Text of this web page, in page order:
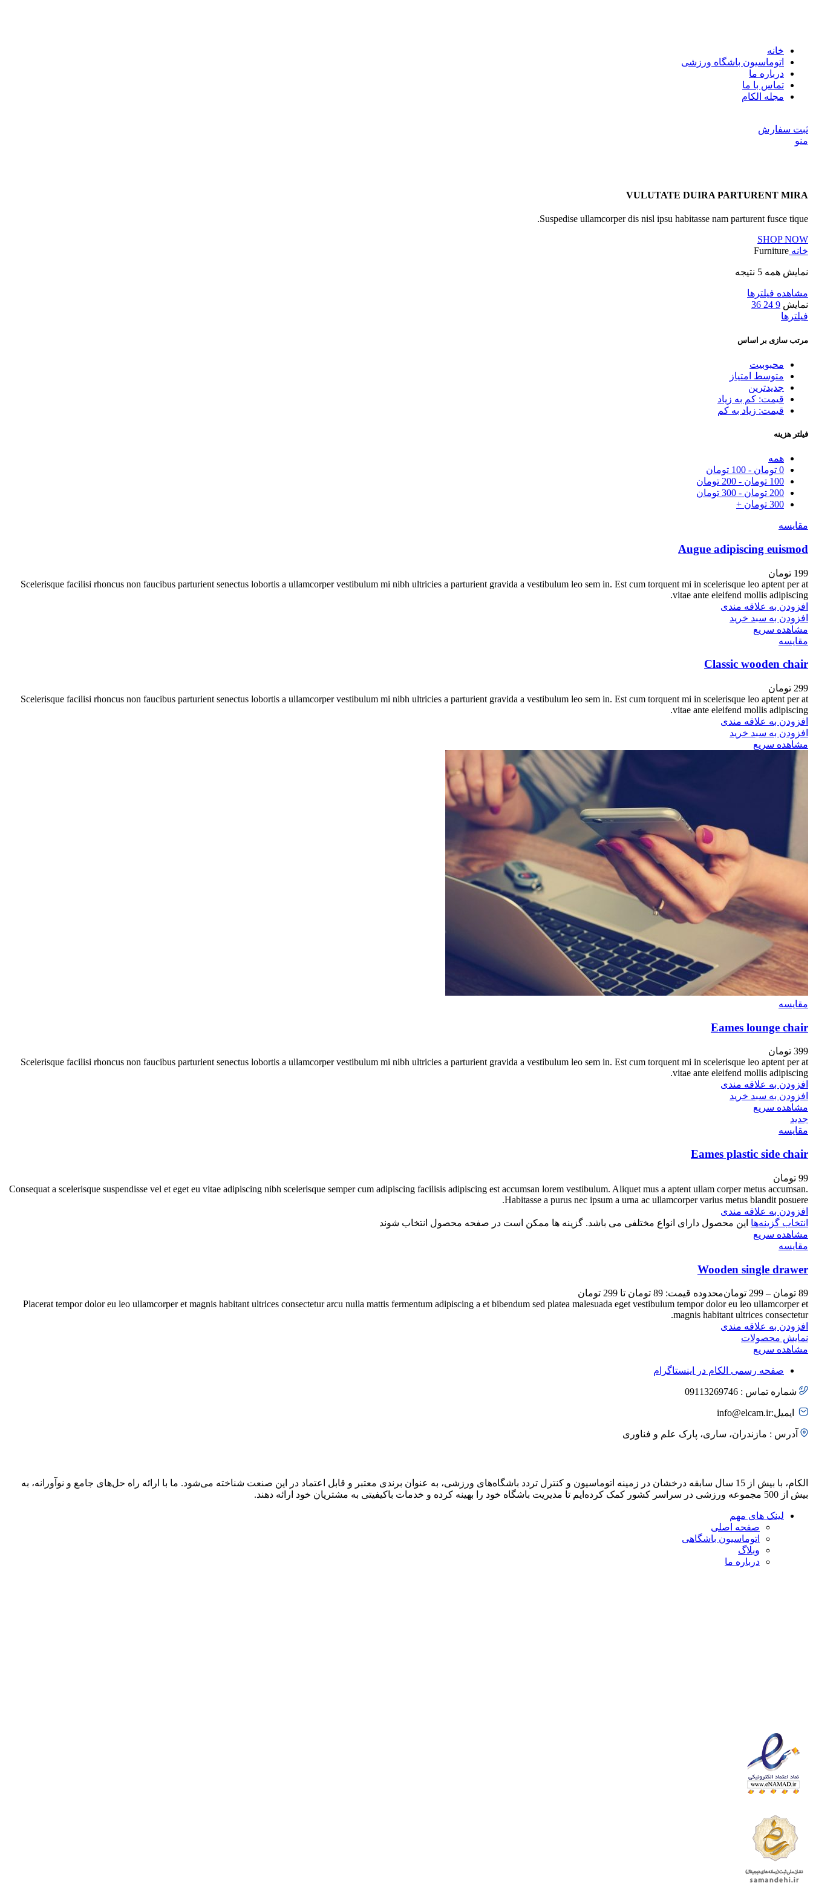
خانه
اتوماسیون باشگاه ورزشی
درباره ما
تماس با ما
مجله الکام
ثبت سفارش
منو
VULUTATE DUIRA PARTURENT MIRA
Suspedise ullamcorper dis nisl ipsu habitasse nam parturent fusce tique.
SHOP NOW
خانه Furniture
نمایش همه 5 نتیجه
مشاهده فیلترها
نمایش 9
24
36
فیلترها
مرتب سازی بر اساس
محبوبیت
متوسط امتیاز
جدیدترین
قیمت: کم به زیاد
قیمت: زیاد به کم
فیلتر هزینه
همه
0 تومان -
100 تومان
100 تومان -
200 تومان
200 تومان -
300 تومان
300 تومان +
مقایسه
Augue adipiscing euismod
199 تومان
Scelerisque facilisi rhoncus non faucibus parturient senectus lobortis a ullamcorper vestibulum mi nibh ultricies a parturient gravida a vestibulum leo sem in. Est cum torquent mi in scelerisque leo aptent per at
vitae ante eleifend mollis adipiscing.
افزودن به علاقه مندی
افزودن به سبد خرید
مشاهده سریع
مقایسه
Classic wooden chair
299 تومان
Scelerisque facilisi rhoncus non faucibus parturient senectus lobortis a ullamcorper vestibulum mi nibh ultricies a parturient gravida a vestibulum leo sem in. Est cum torquent mi in scelerisque leo aptent per at
vitae ante eleifend mollis adipiscing.
افزودن به علاقه مندی
افزودن به سبد خرید
مشاهده سریع
مقایسه
Eames lounge chair
399 تومان
Scelerisque facilisi rhoncus non faucibus parturient senectus lobortis a ullamcorper vestibulum mi nibh ultricies a parturient gravida a vestibulum leo sem in. Est cum torquent mi in scelerisque leo aptent per at
vitae ante eleifend mollis adipiscing.
افزودن به علاقه مندی
افزودن به سبد خرید
مشاهده سریع
جدید
مقایسه
Eames plastic side chair
99 تومان
Consequat a scelerisque suspendisse vel et eget eu vitae adipiscing nibh scelerisque semper cum adipiscing facilisis adipiscing est accumsan lorem vestibulum. Aliquet mus a aptent ullam corper metus accumsan.
Habitasse a purus nec ipsum a urna ac ullamcorper varius metus blandit posuere.
افزودن به علاقه مندی
انتخاب گزینه‌ها این محصول دارای انواع مختلفی می باشد. گزینه ها ممکن است در صفحه محصول انتخاب شوند
مشاهده سریع
مقایسه
Wooden single drawer
89 تومان –
299 تومانمحدوده قیمت: 89 تومان تا 299 تومان
Placerat tempor dolor eu leo ullamcorper et magnis habitant ultrices consectetur arcu nulla mattis fermentum adipiscing a et bibendum sed platea malesuada eget vestibulum tempor dolor eu leo ullamcorper et
magnis habitant ultrices consectetur.
افزودن به علاقه مندی
نمایش محصولات
مشاهده سریع
صفحه رسمی الکام در اینستاگرام
شماره تماس : 09113269746
ایمیل:info@elcam.ir
آدرس : مازندران، ساری، پارک علم و فناوری
الکام، با بیش از 15 سال سابقه درخشان در زمینه اتوماسیون و کنترل تردد باشگاه‌های ورزشی، به عنوان برندی معتبر و قابل اعتماد در این صنعت شناخته می‌شود. ما با ارائه راه حل‌های جامع و نوآورانه، به
بیش از 500 مجموعه ورزشی در سراسر کشور کمک کرده‌ایم تا مدیریت باشگاه خود را بهینه کرده و خدمات باکیفیتی به مشتریان خود ارائه دهند.
لینک های مهم
صفحه اصلی
اتوماسیون باشگاهی
وبلاگ
درباره ما